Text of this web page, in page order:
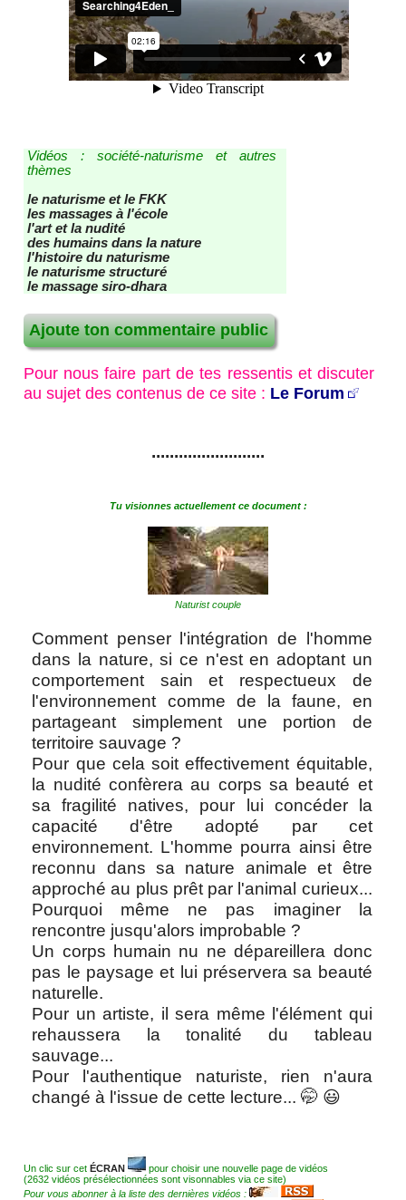
les nouveaux articles
les nouvelles vidéos
contact - site - forum
Vidéos : société-naturisme et autres
thèmes
le naturisme et le FKK
les massages à l'école
l'art et la nudité
des humains dans la nature
l'histoire du naturisme
le naturisme structuré
le massage siro-dhara
Ajoute ton commentaire public
Pour nous faire part de tes ressentis et discuter
au sujet des contenus de ce site : Le Forum
.........................
Tu visionnes actuellement ce document :
Naturist couple
Comment penser l'intégration de l'homme
dans la nature, si ce n'est en adoptant un
comportement sain et respectueux de
l'environnement comme de la faune, en
partageant simplement une portion de
territoire sauvage ?
Pour que cela soit effectivement équitable,
la nudité confèrera au corps sa beauté et
sa fragilité natives, pour lui concéder la
capacité d'être adopté par cet
environnement. L'homme pourra ainsi être
reconnu dans sa nature animale et être
approché au plus prêt par l'animal curieux...
Pourquoi même ne pas imaginer la
rencontre jusqu'alors improbable ?
Un corps humain nu ne dépareillera donc
pas le paysage et lui préservera sa beauté
naturelle.
Pour un artiste, il sera même l'élément qui
rehaussera la tonalité du tableau
sauvage...
Pour l'authentique naturiste, rien n'aura
changé à l'issue de cette lecture... 🤭 😃
Un clic sur cet ÉCRAN
pour choisir une nouvelle page de vidéos
(2632 vidéos présélectionnées sont visonnables via ce site)
Pour vous abonner à la liste des dernières vidéos :